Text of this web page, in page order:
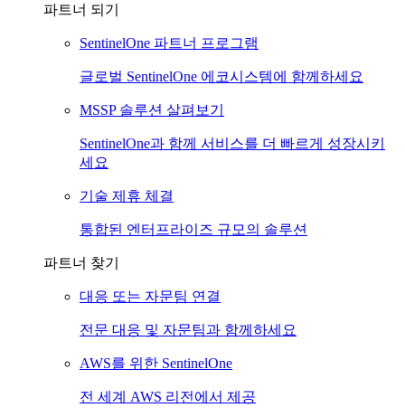
파트너 되기
SentinelOne 파트너 프로그램
글로벌 SentinelOne 에코시스템에 함께하세요
MSSP 솔루션 살펴보기
SentinelOne과 함께 서비스를 더 빠르게 성장시키
세요
기술 제휴 체결
통합된 엔터프라이즈 규모의 솔루션
파트너 찾기
대응 또는 자문팀 연결
전문 대응 및 자문팀과 함께하세요
AWS를 위한 SentinelOne
전 세계 AWS 리전에서 제공